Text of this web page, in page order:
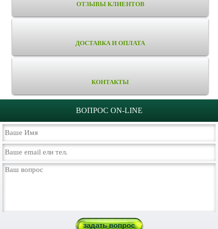
ОТЗЫВЫ КЛИЕНТОВ
ДОСТАВКА И ОПЛАТА
КОНТАКТЫ
ВОПРОС ON-LINE